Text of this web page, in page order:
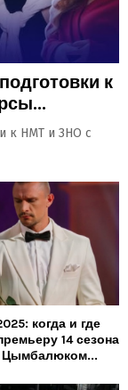
к
к НМТ и ЗНО с
когда и где
14 сезона
Цымбалюком...